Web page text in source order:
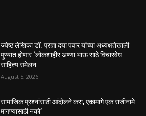
ज्येष्ठ लेखिका डॉ. प्रज्ञा दया पवार यांच्या अध्यक्षतेखाली
पुण्यात होणार ‘लोकशाहीर अण्णा भाऊ साठे विचारवेध
साहित्य संमेलन
August 5, 2026
सामाजिक प्रश्नांसाठी आंदोलने करा, एकामागे एक राजीनामे
मागण्यासाठी नको’